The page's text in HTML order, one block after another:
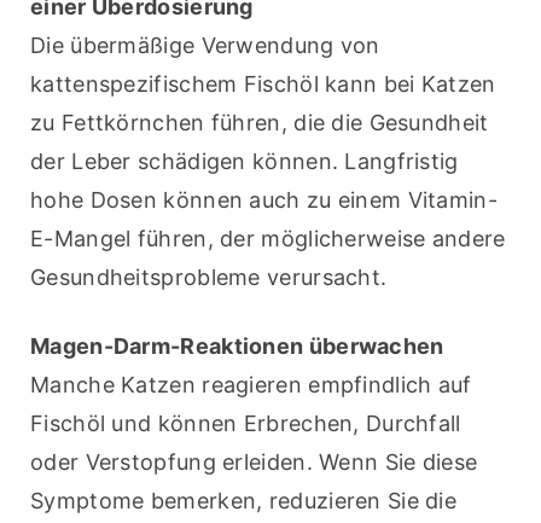
einer Überdosierung
Die übermäßige Verwendung von
kattenspezifischem Fischöl kann bei Katzen
zu Fettkörnchen führen, die die Gesundheit
der Leber schädigen können. Langfristig
hohe Dosen können auch zu einem Vitamin-
E-Mangel führen, der möglicherweise andere
Gesundheitsprobleme verursacht.
Magen-Darm-Reaktionen überwachen
Manche Katzen reagieren empfindlich auf
Fischöl und können Erbrechen, Durchfall
oder Verstopfung erleiden. Wenn Sie diese
Symptome bemerken, reduzieren Sie die